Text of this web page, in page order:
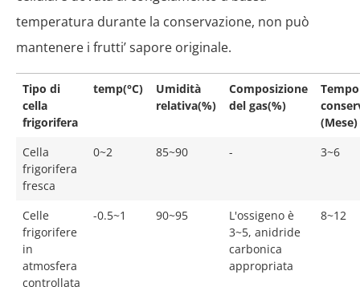
temperatura durante la conservazione, non può
mantenere i frutti’ sapore originale.
Tipo di
cella
frigorifera
temp(°C)
Umidità
relativa(%)
Composizione
del gas(%)
(Mese)
Cella
frigorifera
fresca
0~2 85~90 - 3~6
Celle
frigorifere
in
atmosfera
controllata
-0.5~1 90~95
L'ossigeno è
3~5, anidride
carbonica
appropriata
8~12